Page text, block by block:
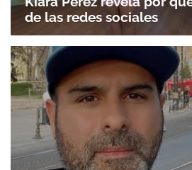
de las redes sociales